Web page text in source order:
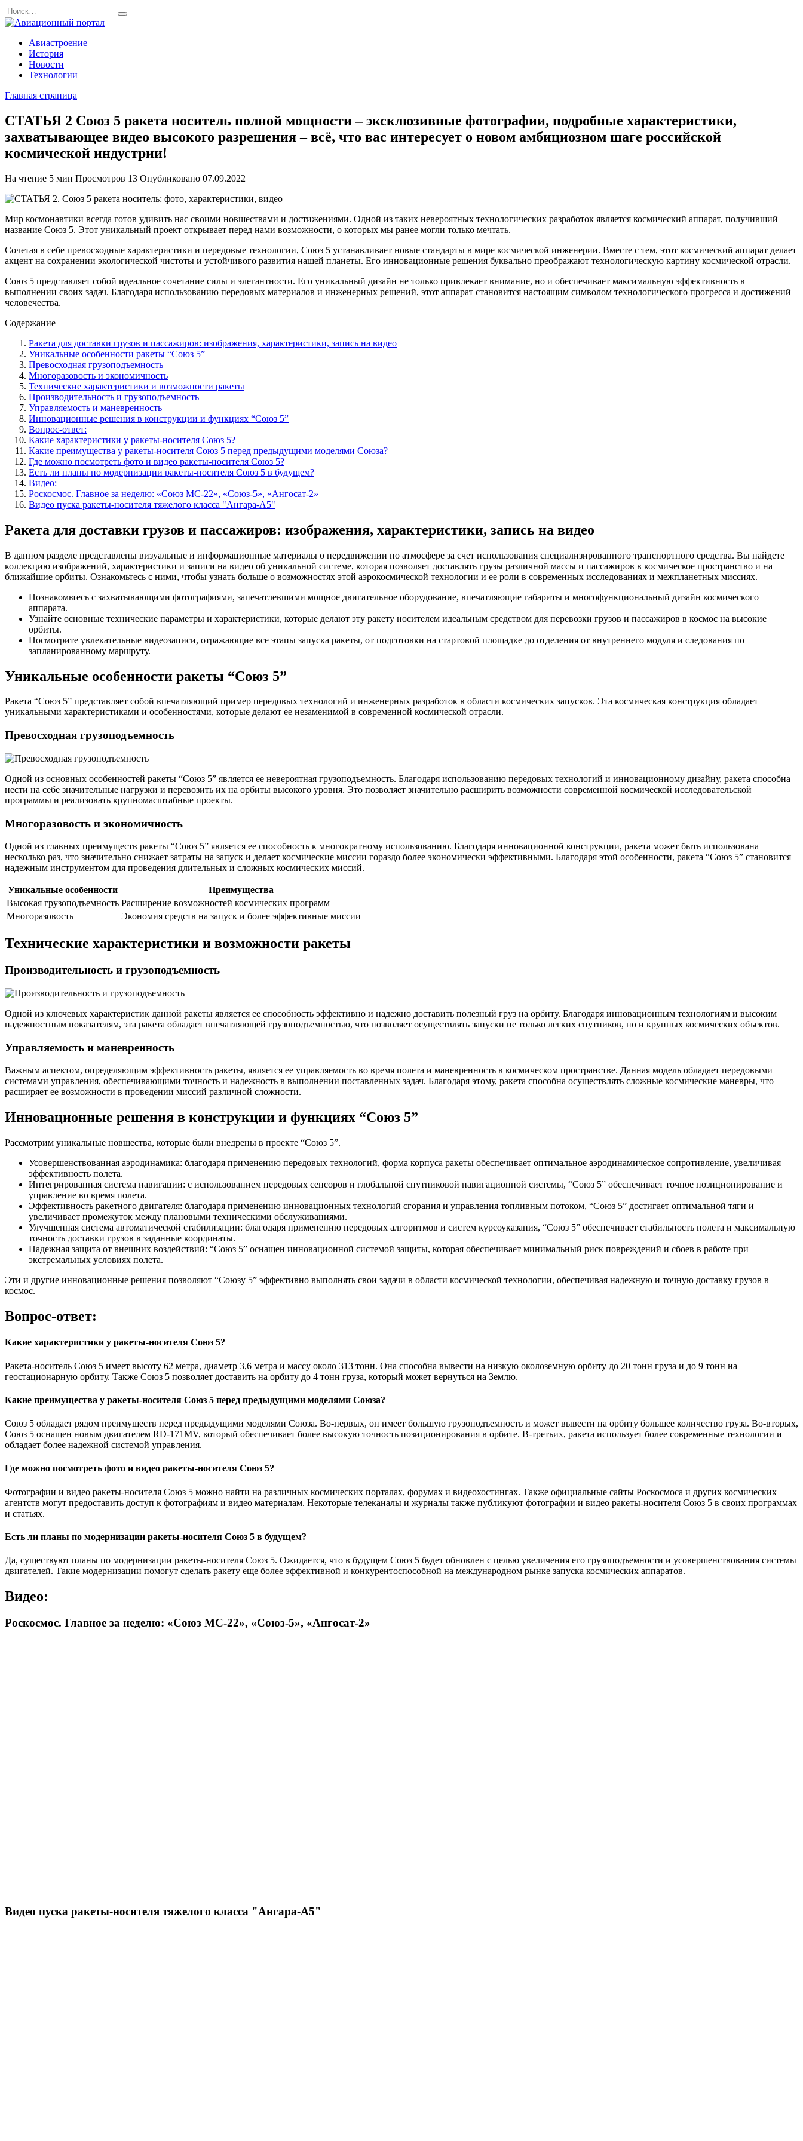
Перейти
к
содержанию
Search
for:
Авиастроение
История
Новости
Технологии
Главная страница
СТАТЬЯ 2 Союз 5 ракета носитель полной мощности – эксклюзивные фотографии, подробные характеристики,
захватывающее видео высокого разрешения – всё, что вас интересует о новом амбициозном шаге российской
космической индустрии!
На чтение 5 мин Просмотров 13 Опубликовано 07.09.2022
Мир космонавтики всегда готов удивить нас своими новшествами и достижениями. Одной из таких невероятных технологических разработок является космический аппарат, получивший
название Союз 5. Этот уникальный проект открывает перед нами возможности, о которых мы ранее могли только мечтать.
Сочетая в себе превосходные характеристики и передовые технологии, Союз 5 устанавливает новые стандарты в мире космической инженерии. Вместе с тем, этот космический аппарат делает
акцент на сохранении экологической чистоты и устойчивого развития нашей планеты. Его инновационные решения буквально преображают технологическую картину космической отрасли.
Союз 5 представляет собой идеальное сочетание силы и элегантности. Его уникальный дизайн не только привлекает внимание, но и обеспечивает максимальную эффективность в
выполнении своих задач. Благодаря использованию передовых материалов и инженерных решений, этот аппарат становится настоящим символом технологического прогресса и достижений
человечества.
Содержание
Ракета для доставки грузов и пассажиров: изображения, характеристики, запись на видео
Уникальные особенности ракеты “Союз 5”
Превосходная грузоподъемность
Многоразовость и экономичность
Технические характеристики и возможности ракеты
Производительность и грузоподъемность
Управляемость и маневренность
Инновационные решения в конструкции и функциях “Союз 5”
Вопрос-ответ:
Какие характеристики у ракеты-носителя Союз 5?
Какие преимущества у ракеты-носителя Союз 5 перед предыдущими моделями Союза?
Где можно посмотреть фото и видео ракеты-носителя Союз 5?
Есть ли планы по модернизации ракеты-носителя Союз 5 в будущем?
Видео:
Роскосмос. Главное за неделю: «Союз МС-22», «Союз-5», «Ангосат-2»
Видео пуска ракеты-носителя тяжелого класса "Ангара-А5"
Ракета для доставки грузов и пассажиров: изображения, характеристики, запись на видео
В данном разделе представлены визуальные и информационные материалы о передвижении по атмосфере за счет использования специализированного транспортного средства. Вы найдете
коллекцию изображений, характеристики и записи на видео об уникальной системе, которая позволяет доставлять грузы различной массы и пассажиров в космическое пространство и на
ближайшие орбиты. Ознакомьтесь с ними, чтобы узнать больше о возможностях этой аэрокосмической технологии и ее роли в современных исследованиях и межпланетных миссиях.
Познакомьтесь с захватывающими фотографиями, запечатлевшими мощное двигательное оборудование, впечатляющие габариты и многофункциональный дизайн космического
аппарата.
Узнайте основные технические параметры и характеристики, которые делают эту ракету носителем идеальным средством для перевозки грузов и пассажиров в космос на высокие
орбиты.
Посмотрите увлекательные видеозаписи, отражающие все этапы запуска ракеты, от подготовки на стартовой площадке до отделения от внутреннего модуля и следования по
запланированному маршруту.
Уникальные особенности ракеты “Союз 5”
Ракета “Союз 5” представляет собой впечатляющий пример передовых технологий и инженерных разработок в области космических запусков. Эта космическая конструкция обладает
уникальными характеристиками и особенностями, которые делают ее незаменимой в современной космической отрасли.
Превосходная грузоподъемность
Одной из основных особенностей ракеты “Союз 5” является ее невероятная грузоподъемность. Благодаря использованию передовых технологий и инновационному дизайну, ракета способна
нести на себе значительные нагрузки и перевозить их на орбиты высокого уровня. Это позволяет значительно расширить возможности современной космической исследовательской
программы и реализовать крупномасштабные проекты.
Многоразовость и экономичность
Одной из главных преимуществ ракеты “Союз 5” является ее способность к многократному использованию. Благодаря инновационной конструкции, ракета может быть использована
несколько раз, что значительно снижает затраты на запуск и делает космические миссии гораздо более экономически эффективными. Благодаря этой особенности, ракета “Союз 5” становится
надежным инструментом для проведения длительных и сложных космических миссий.
Уникальные особенности
Преимущества
Высокая грузоподъемность Расширение возможностей космических программ
Многоразовость
Экономия средств на запуск и более эффективные миссии
Технические характеристики и возможности ракеты
Производительность и грузоподъемность
Одной из ключевых характеристик данной ракеты является ее способность эффективно и надежно доставить полезный груз на орбиту. Благодаря инновационным технологиям и высоким
надежностным показателям, эта ракета обладает впечатляющей грузоподъемностью, что позволяет осуществлять запуски не только легких спутников, но и крупных космических объектов.
Управляемость и маневренность
Важным аспектом, определяющим эффективность ракеты, является ее управляемость во время полета и маневренность в космическом пространстве. Данная модель обладает передовыми
системами управления, обеспечивающими точность и надежность в выполнении поставленных задач. Благодаря этому, ракета способна осуществлять сложные космические маневры, что
расширяет ее возможности в проведении миссий различной сложности.
Инновационные решения в конструкции и функциях “Союз 5”
Рассмотрим уникальные новшества, которые были внедрены в проекте “Союз 5”.
Усовершенствованная аэродинамика: благодаря применению передовых технологий, форма корпуса ракеты обеспечивает оптимальное аэродинамическое сопротивление, увеличивая
эффективность полета.
Интегрированная система навигации: с использованием передовых сенсоров и глобальной спутниковой навигационной системы, “Союз 5” обеспечивает точное позиционирование и
управление во время полета.
Эффективность ракетного двигателя: благодаря применению инновационных технологий сгорания и управления топливным потоком, “Союз 5” достигает оптимальной тяги и
увеличивает промежуток между плановыми техническими обслуживаниями.
Улучшенная система автоматической стабилизации: благодаря применению передовых алгоритмов и систем курсоуказания, “Союз 5” обеспечивает стабильность полета и максимальную
точность доставки грузов в заданные координаты.
Надежная защита от внешних воздействий: “Союз 5” оснащен инновационной системой защиты, которая обеспечивает минимальный риск повреждений и сбоев в работе при
экстремальных условиях полета.
Эти и другие инновационные решения позволяют “Союзу 5” эффективно выполнять свои задачи в области космической технологии, обеспечивая надежную и точную доставку грузов в
космос.
Вопрос-ответ:
Какие характеристики у ракеты-носителя Союз 5?
Ракета-носитель Союз 5 имеет высоту 62 метра, диаметр 3,6 метра и массу около 313 тонн. Она способна вывести на низкую околоземную орбиту до 20 тонн груза и до 9 тонн на
геостационарную орбиту. Также Союз 5 позволяет доставить на орбиту до 4 тонн груза, который может вернуться на Землю.
Какие преимущества у ракеты-носителя Союз 5 перед предыдущими моделями Союза?
Союз 5 обладает рядом преимуществ перед предыдущими моделями Союза. Во-первых, он имеет большую грузоподъемность и может вывести на орбиту большее количество груза. Во-вторых,
Союз 5 оснащен новым двигателем RD-171MV, который обеспечивает более высокую точность позиционирования в орбите. В-третьих, ракета использует более современные технологии и
обладает более надежной системой управления.
Где можно посмотреть фото и видео ракеты-носителя Союз 5?
Фотографии и видео ракеты-носителя Союз 5 можно найти на различных космических порталах, форумах и видеохостингах. Также официальные сайты Роскосмоса и других космических
агентств могут предоставить доступ к фотографиям и видео материалам. Некоторые телеканалы и журналы также публикуют фотографии и видео ракеты-носителя Союз 5 в своих программах
и статьях.
Есть ли планы по модернизации ракеты-носителя Союз 5 в будущем?
Да, существуют планы по модернизации ракеты-носителя Союз 5. Ожидается, что в будущем Союз 5 будет обновлен с целью увеличения его грузоподъемности и усовершенствования системы
двигателей. Такие модернизации помогут сделать ракету еще более эффективной и конкурентоспособной на международном рынке запуска космических аппаратов.
Видео:
Роскосмос. Главное за неделю: «Союз МС-22», «Союз-5», «Ангосат-2»
Видео пуска ракеты-носителя тяжелого класса "Ангара-А5"